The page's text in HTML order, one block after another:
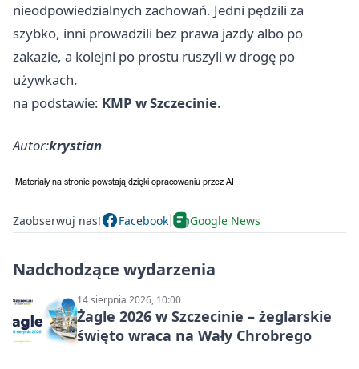
nieodpowiedzialnych zachowań. Jedni pędzili za
szybko, inni prowadzili bez prawa jazdy albo po
zakazie, a kolejni po prostu ruszyli w drogę po
używkach.
na podstawie: KMP w Szczecinie.
Autor:krystian
Zaobserwuj nas! Facebook Google News
Nadchodzące wydarzenia
14 sierpnia 2026, 10:00
Żagle 2026 w Szczecinie – żeglarskie
święto wraca na Wały Chrobrego